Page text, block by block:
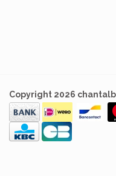
Copyright 2026